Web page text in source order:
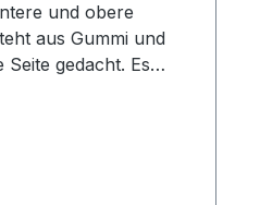
und obere
aus Gummi und
gedacht. Es